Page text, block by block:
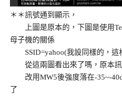
＊＊訊號通到顯示，
上圖是原本的，下圖是使用
母子機的關係
SSID=yahoo(我設同樣的，這
從這兩圖看出來了嗎，原本訊
改用MW5後強度落在-35~-
了